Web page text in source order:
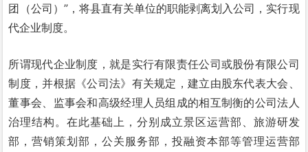
团（公司）”，将县直有关单位的职能剥离划入公司，实行现
代企业制度。
所谓现代企业制度，就是实行有限责任公司或股份有限公司
制度，并根据《公司法》有关规定，建立由股东代表大会、
董事会、监事会和高级经理人员组成的相互制衡的公司法人
治理结构。在此基础上，分别成立景区运营部、旅游研发
部，营销策划部，公关服务部，投融资本部等管理运营部